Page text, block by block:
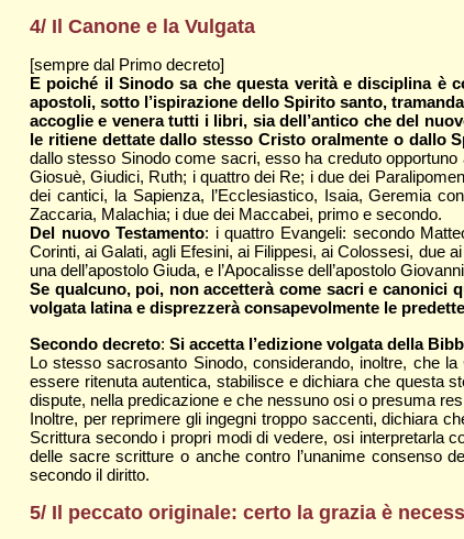
4/ Il Canone e la Vulgata
[sempre dal Primo decreto]
E poiché il Sinodo sa che questa verità e disciplina è
apostoli, sotto l’ispirazione dello Spirito santo,
accoglie e venera tutti i libri, sia dell’antico che del
le ritiene dettate dallo stesso Cristo oralmente o dallo
dallo stesso Sinodo come sacri, esso ha creduto opportuno
Giosuè, Giudici, Ruth; i quattro dei Re; i due dei
dei cantici, la Sapienza, l’Ecclesiastico, Isaia, Geremia
Zaccaria, Malachia; i due dei Maccabei, primo e secondo.
Del nuovo Testamento: i quattro Evangeli: secondo
Corinti, ai Galati, agli Efesini, ai Filippesi, ai Colossesi, due
una dell’apostolo Giuda, e l’Apocalisse dell’apostolo
Se qualcuno, poi, non accetterà come sacri e canonici
volgata latina e disprezzerà consapevolmente le
Secondo decreto: Si accetta l’edizione volgata della
Lo stesso sacrosanto Sinodo, considerando, inoltre, che
essere ritenuta autentica, stabilisce e dichiara che questa
dispute, nella predicazione e che nessuno osi o presuma
Inoltre, per reprimere gli ingegni troppo saccenti, dichiara
Scrittura secondo i propri modi di vedere, osi interpretarla
delle sacre scritture o anche contro l’unanime consenso
secondo il diritto.
5/ Il peccato originale: certo la grazia è